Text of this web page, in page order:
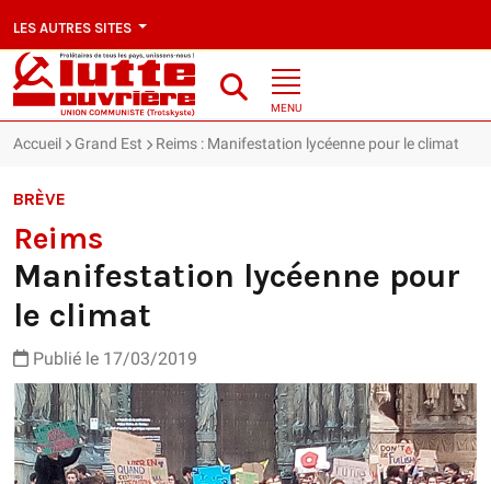
LES AUTRES SITES
MENU
Accueil Grand Est Reims : Manifestation lycéenne pour le climat
BRÈVE
Reims
Manifestation lycéenne pour
le climat
Publié le 17/03/2019